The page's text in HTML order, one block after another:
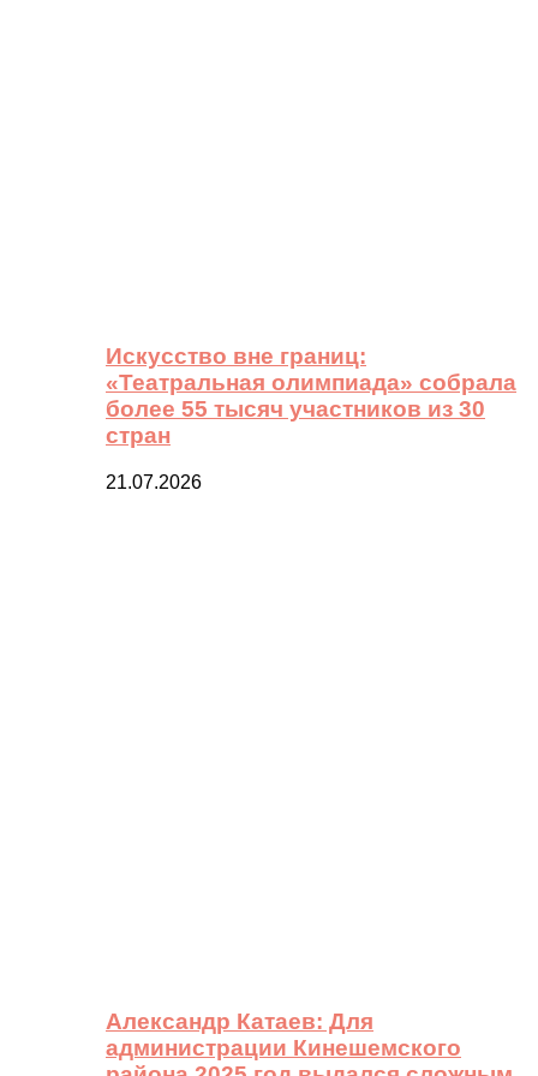
Искусство вне границ:
«Театральная олимпиада» собрала
более 55 тысяч участников из 30
стран
21.07.2026
Александр Катаев: Для
администрации Кинешемского